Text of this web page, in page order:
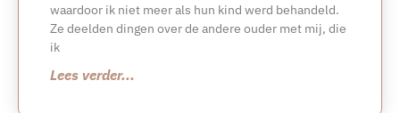
waardoor ik niet meer als hun kind werd behandeld.
Ze deelden dingen over de andere ouder met mij, die
ik
Lees verder...